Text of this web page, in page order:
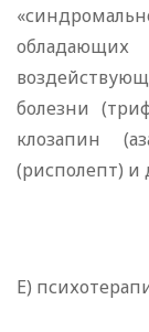
болезни
клозапин
(рисполепт) и
Е)